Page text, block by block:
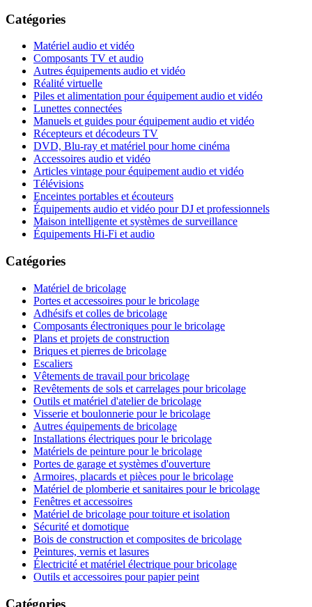
Catégories
Matériel audio et vidéo
Composants TV et audio
Autres équipements audio et vidéo
Réalité virtuelle
Piles et alimentation pour équipement audio et vidéo
Lunettes connectées
Manuels et guides pour équipement audio et vidéo
Récepteurs et décodeurs TV
DVD, Blu-ray et matériel pour home cinéma
Accessoires audio et vidéo
Articles vintage pour équipement audio et vidéo
Télévisions
Enceintes portables et écouteurs
Équipements audio et vidéo pour DJ et professionnels
Maison intelligente et systèmes de surveillance
Équipements Hi-Fi et audio
Catégories
Matériel de bricolage
Portes et accessoires pour le bricolage
Adhésifs et colles de bricolage
Composants électroniques pour le bricolage
Plans et projets de construction
Briques et pierres de bricolage
Escaliers
Vêtements de travail pour bricolage
Revêtements de sols et carrelages pour bricolage
Outils et matériel d'atelier de bricolage
Visserie et boulonnerie pour le bricolage
Autres équipements de bricolage
Installations électriques pour le bricolage
Matériels de peinture pour le bricolage
Portes de garage et systèmes d'ouverture
Armoires, placards et pièces pour le bricolage
Matériel de plomberie et sanitaires pour le bricolage
Fenêtres et accessoires
Matériel de bricolage pour toiture et isolation
Sécurité et domotique
Bois de construction et composites de bricolage
Peintures, vernis et lasures
Électricité et matériel électrique pour bricolage
Outils et accessoires pour papier peint
Catégories